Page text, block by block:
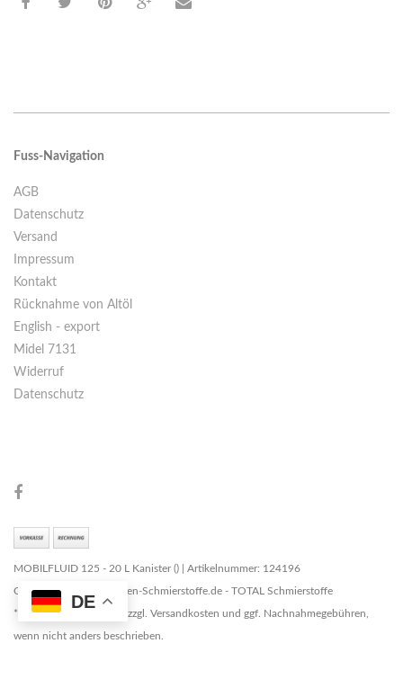
DE
Fuss-Navigation
AGB
Datenschutz
Versand
Impressum
Kontakt
Rücknahme von Altöl
English - export
Midel 7131
Widerruf
Datenschutz
MOBILFLUID 125 - 20 L Kanister () | Artikelnummer: 124196
Copyright © 2026 Marken-Schmierstoffe.de - TOTAL Schmierstoffe
* Alle Preise zzgl. MwSt. zzgl. Versandkosten und ggf. Nachnahmegebühren,
wenn nicht anders beschrieben.